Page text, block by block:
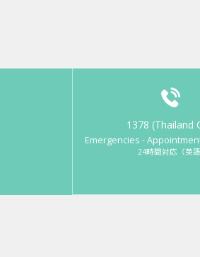
1378 (Thailand
Emergencies -
24時間対応（英語